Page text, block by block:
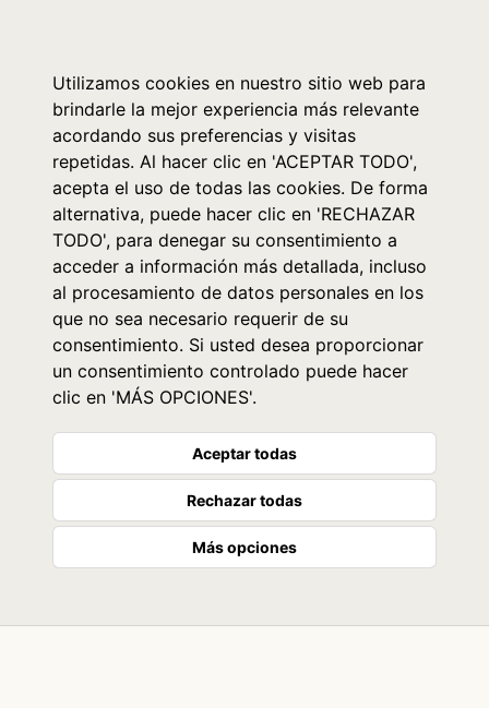
Utilizamos cookies en nuestro sitio web para
brindarle la mejor experiencia más relevante
acordando sus preferencias y visitas
repetidas. Al hacer clic en 'ACEPTAR TODO',
acepta el uso de todas las cookies. De forma
alternativa, puede hacer clic en 'RECHAZAR
TODO', para denegar su consentimiento a
acceder a información más detallada, incluso
al procesamiento de datos personales en los
que no sea necesario requerir de su
consentimiento. Si usted desea proporcionar
un consentimiento controlado puede hacer
clic en 'MÁS OPCIONES'.
Aceptar todas
Rechazar todas
Más opciones